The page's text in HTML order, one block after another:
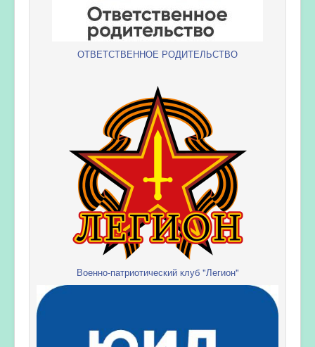
ОТВЕТСТВЕННОЕ РОДИТЕЛЬСТВО
Военно-патриотический клуб "Легион"